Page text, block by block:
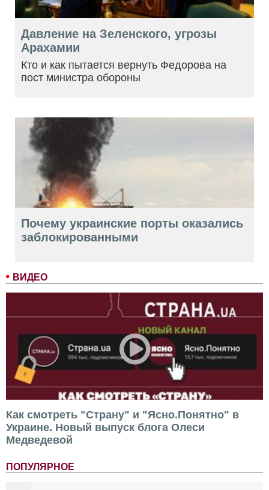
ВИДЕО
Как смотреть "Страну" и "Ясно.Понятно" в
Украине. Новый выпуск блога Олеси
Медведевой
ПОПУЛЯРНОЕ
Давление на Зеленского, угрозы
Арахамии
Кто и как пытается вернуть Федорова на
пост министра обороны
Почему украинские порты оказались
заблокированными